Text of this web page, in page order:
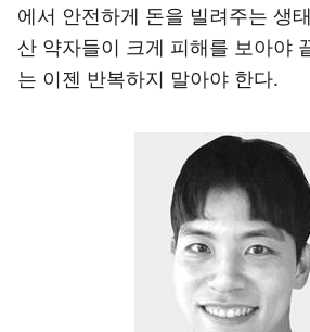
에서 안전하게 돈을 빌려주는 생
산 약자들이 크게 피해를 보아야
는 이젠 반복하지 말아야 한다.